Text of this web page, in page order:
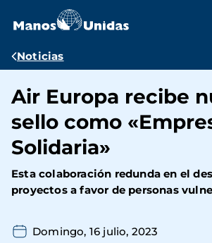
contenido
Ruta
navegación
Noticias
Air Europa recibe
sello como
Solidaria»
Esta colaboración redunda en el
proyectos a favor de personas
Domingo, 16 julio, 2023